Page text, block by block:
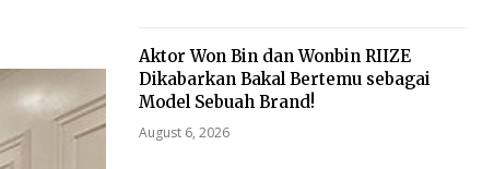
Aktor Won Bin dan Wonbin RIIZE
Dikabarkan Bakal Bertemu sebagai
Model Sebuah Brand!
August 6, 2026